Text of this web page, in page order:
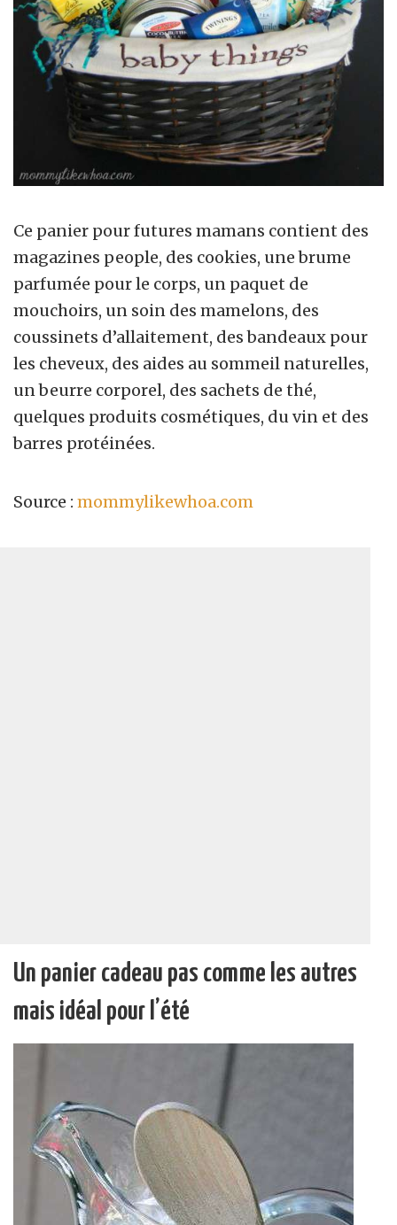
Ce panier pour futures mamans contient des
magazines people, des cookies, une brume
parfumée pour le corps, un paquet de
mouchoirs, un soin des mamelons, des
coussinets d’allaitement, des bandeaux pour
les cheveux, des aides au sommeil naturelles,
un beurre corporel, des sachets de thé,
quelques produits cosmétiques, du vin et des
barres protéinées.
Source : mommylikewhoa.com
Un panier cadeau pas comme les autres
mais idéal pour l’été